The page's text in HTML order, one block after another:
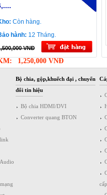
Còn hàng.
hành: 12 Tháng.
VNĐ
1,250,000 VNĐ
Bộ chia, gộp,khuếch đại , chuyển
đổi tin hiệu
Bộ chia HDMI/DVI
Converter quang BTON
cấp